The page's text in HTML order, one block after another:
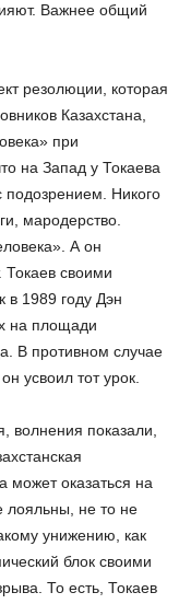
Важнее общий
резолюции, которая
Казахстана,
при
на Запад у Токаева
Никого
мародерство.
А он
Токаев своими
в 1989 году Дэн
на площади
В противном случае
усвоил тот урок.
волнения показали,
может оказаться на
лояльны, не то не
унижению, как
блок своими
То есть, Токаев